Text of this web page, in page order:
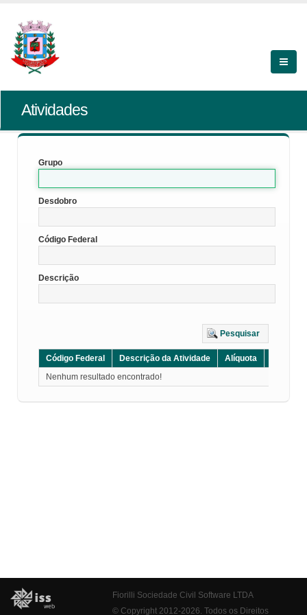
Atividades
Grupo
Desdobro
Código Federal
Descrição
Pesquisar
Código Federal Descrição da Atividade Alíquota
Nenhum resultado encontrado!
Fiorilli Sociedade Civil Software LTDA
© Copyright 2012-2026. Todos os Direitos